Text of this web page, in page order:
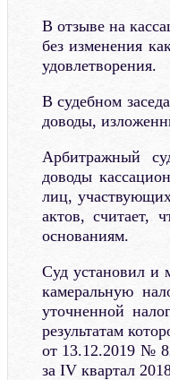
В отзыве на
без изменения
удовлетворения.
В судебном
доводы,
Арбитражный
доводы
лиц,
актов, считает,
основаниям.
Суд установил и
камеральную
уточненной
результатам
от 13.12.2019 №
за IV квартал